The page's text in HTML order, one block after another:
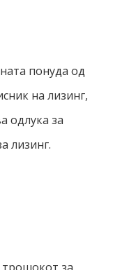
понуда од
на лизинг,
одлука за
лизинг.